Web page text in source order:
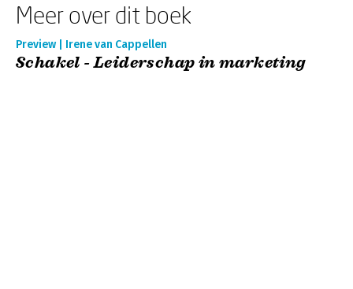
Meer over dit boek
Preview | Irene van Cappellen
Schakel - Leiderschap in marketing